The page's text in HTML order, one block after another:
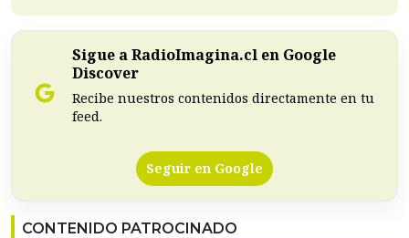
Sigue a RadioImagina.cl en Google
Discover
Recibe nuestros contenidos directamente en tu
feed.
Seguir en Google
CONTENIDO PATROCINADO